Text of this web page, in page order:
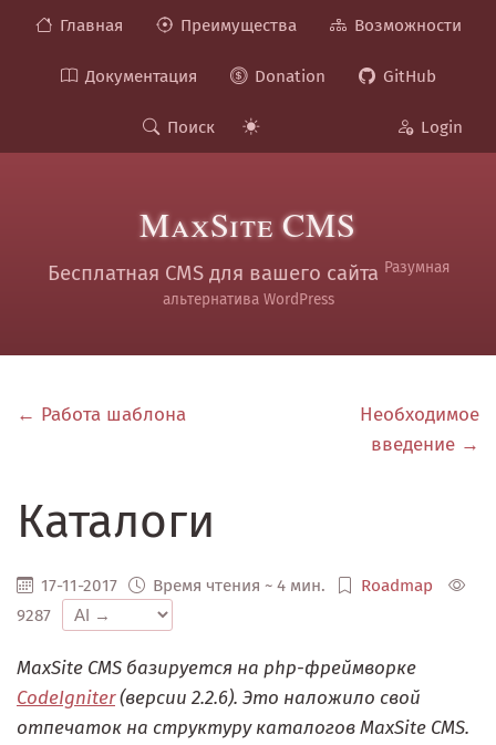
Главная Преимущества Возможности
Документация Donation GitHub
Поиск Login
MaxSite CMS
Бесплатная CMS для вашего сайта Разумная
альтернатива WordPress
← Работа шаблона
Необходимое
введение →
Каталоги
17-11-2017 Время чтения ~ 4 мин.
Roadmap
9287
MaxSite CMS базируется на php-фреймворке
CodeIgniter(версии 2.2.6). Это наложило свой
отпечаток на структуру каталогов MaxSite CMS.